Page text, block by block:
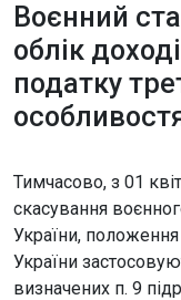
Воєнний
облік
податку
Тимчасово, з 01
скасування
України,
України
визначених п. 9